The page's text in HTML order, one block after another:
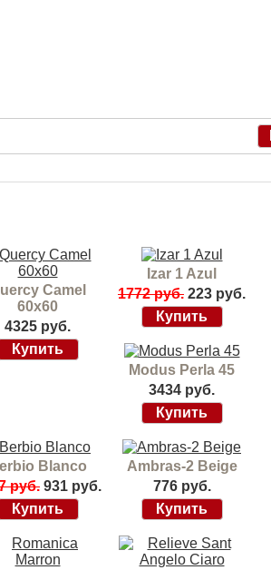
Camel
60x60
4325 руб.
Izar 1 Azul
1772 руб. 223 руб.
Modus Perla 45
3434 руб.
Blanco
руб. 931 руб.
Ambras-2 Beige
776 руб.